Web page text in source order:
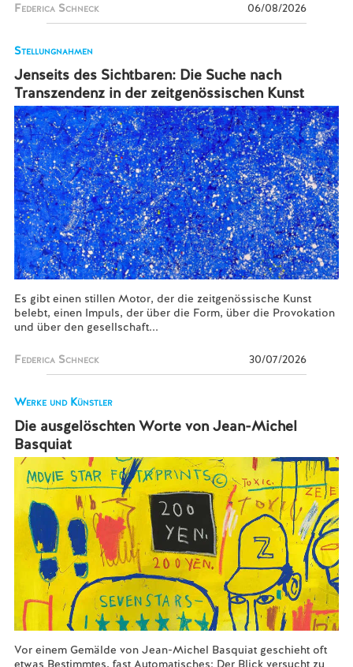
Federica Schneck 06/08/2026
Stellungnahmen
Jenseits des Sichtbaren: Die Suche nach
Transzendenz in der zeitgenössischen Kunst
Es gibt einen stillen Motor, der die zeitgenössische Kunst
belebt, einen Impuls, der über die Form, über die Provokation
und über den gesellschaft...
Federica Schneck 30/07/2026
Werke und Künstler
Die ausgelöschten Worte von Jean-Michel
Basquiat
Vor einem Gemälde von Jean-Michel Basquiat geschieht oft
etwas Bestimmtes, fast Automatisches: Der Blick versucht zu